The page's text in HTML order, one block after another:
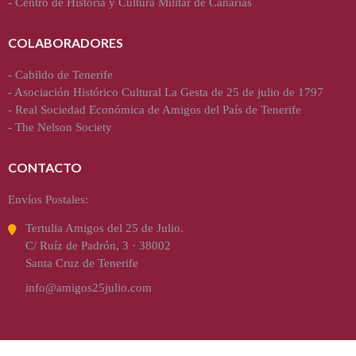
COLABORADORES
- Cabildo de Tenerife
- Asociación Histórico Cultural La Gesta de 25 de julio de 1797
- Real Sociedad Económica de Amigos del País de Tenerife
- The Nelson Society
CONTACTO
Envíos Postales:
Tertulia Amigos del 25 de Julio.
C/ Ruíz de Padrón, 3 · 38002
Santa Cruz de Tenerife
info@amigos25julio.com